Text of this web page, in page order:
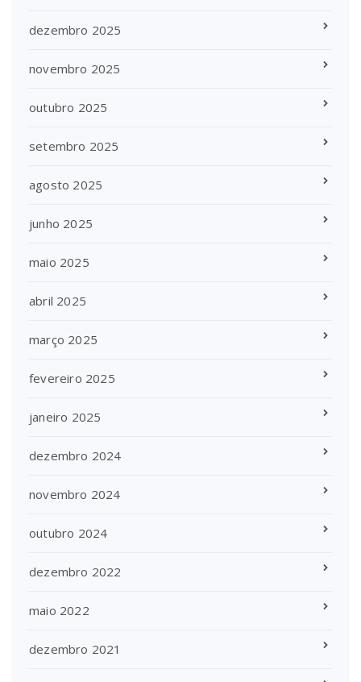
dezembro 2025
novembro 2025
outubro 2025
setembro 2025
agosto 2025
junho 2025
maio 2025
abril 2025
março 2025
fevereiro 2025
janeiro 2025
dezembro 2024
novembro 2024
outubro 2024
dezembro 2022
maio 2022
dezembro 2021